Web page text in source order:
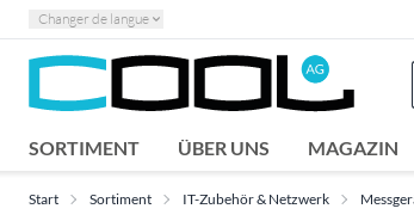
Changer de langue
SORTIMENT ÜBER UNS MAGAZIN
Start Sortiment IT-Zubehör & Netzwerk